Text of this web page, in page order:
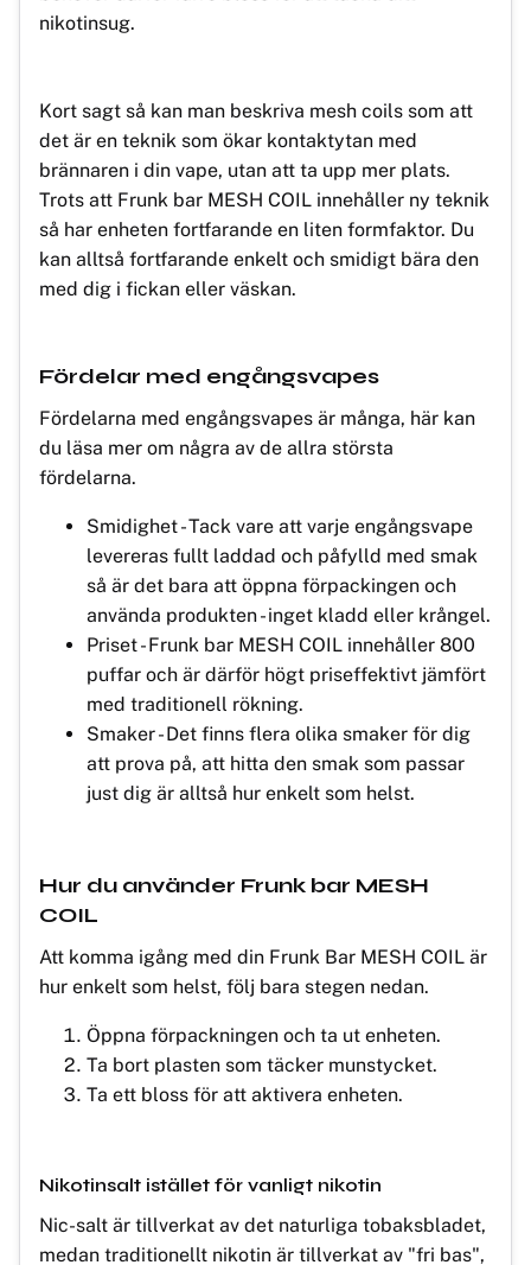
nikotinsug.
Kort sagt så kan man beskriva mesh coils som att
det är en teknik som ökar kontaktytan med
brännaren i din vape, utan att ta upp mer plats.
Trots att Frunk bar MESH COIL innehåller ny teknik
så har enheten fortfarande en liten formfaktor. Du
kan alltså fortfarande enkelt och smidigt bära den
med dig i fickan eller väskan.
Fördelar med engångsvapes
Fördelarna med engångsvapes är många, här kan
du läsa mer om några av de allra största
fördelarna.
Smidighet - Tack vare att varje engångsvape
levereras fullt laddad och påfylld med smak
så är det bara att öppna förpackingen och
använda produkten - inget kladd eller krångel.
Priset - Frunk bar MESH COIL innehåller 800
puffar och är därför högt priseffektivt jämfört
med traditionell rökning.
Smaker - Det finns flera olika smaker för dig
att prova på, att hitta den smak som passar
just dig är alltså hur enkelt som helst.
Hur du använder Frunk bar MESH
COIL
Att komma igång med din Frunk Bar MESH COIL är
hur enkelt som helst, följ bara stegen nedan.
Öppna förpackningen och ta ut enheten.
Ta bort plasten som täcker munstycket.
Ta ett bloss för att aktivera enheten.
Nikotinsalt istället för vanligt nikotin
Nic-salt är tillverkat av det naturliga tobaksbladet,
medan traditionellt nikotin är tillverkat av "fri bas",